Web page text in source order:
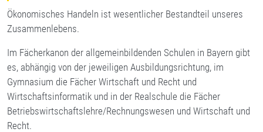
Ökonomisches Handeln ist wesentlicher Bestandteil unseres
Zusammenlebens.
Im Fächerkanon der allgemeinbildenden Schulen in Bayern gibt
es, abhängig von der jeweiligen Ausbildungsrichtung, im
Gymnasium die Fächer Wirtschaft und Recht und
Wirtschaftsinformatik und in der Realschule die Fächer
Betriebswirtschaftslehre/Rechnungswesen und Wirtschaft und
Recht.